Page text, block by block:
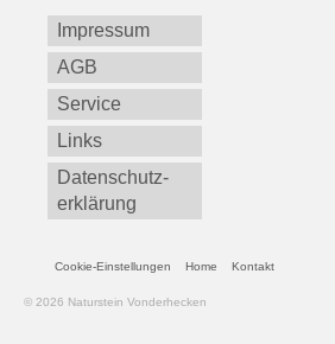
Impressum
AGB
Service
Links
Datenschutz­
erklärung
Cookie-Einstellungen Home Kontakt
© 2026 Naturstein Vonderhecken